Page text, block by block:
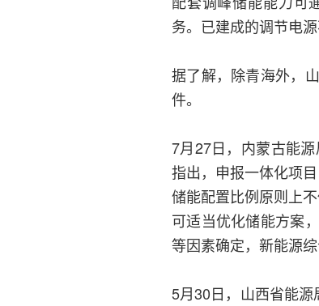
务。已建成的调节电
据了解，除青海外，
件。
7月27日，内蒙古能
指出，申报一体化项
储能配置比例原则上
可适当优化储能方案
等因素确定，新能源
5月30日，山西省能源